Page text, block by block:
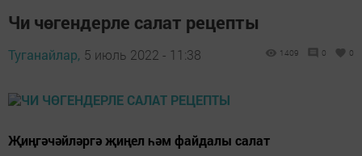
Чи чөгендерле салат рецепты
Туганайлар, 5 июль 2022 - 11:38 1409 0 0
Җиңгәчәйләргә җиңел һәм файдалы салат